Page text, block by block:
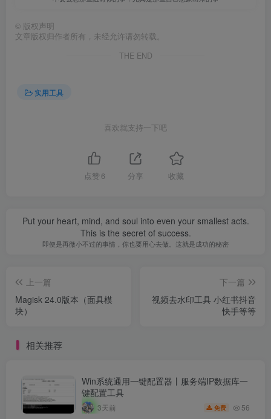
© 版权声明
文章版权归作者所有，未经允许请勿转载。
THE END
实用工具
喜欢就支持一下吧
点赞 6 分享 收藏
Put your heart, mind, and soul into even your smallest acts.
This is the secret of success.
即便是再微小不过的事情，你也要用心去做。这就是成功的秘密
上一篇
Magisk 24.0版本（面具模
块）
下一篇
视频去水印工具 小红书抖音
快手等等
相关推荐
Win系统通用一键配置器丨服务端IP数据库一
键配置工具
3天前 免费 56